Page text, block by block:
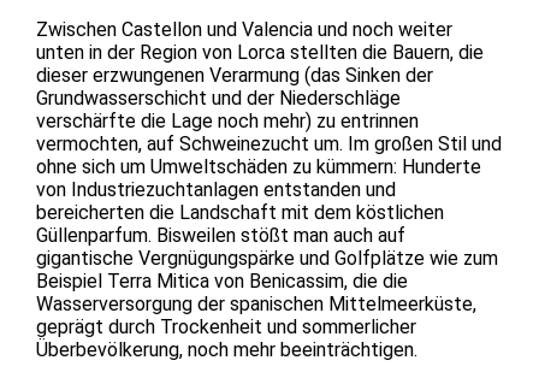
Zwischen Castellon und Valencia und noch weiter
unten in der Region von Lorca stellten die Bauern, die
dieser erzwungenen Verarmung (das Sinken der
Grundwasserschicht und der Niederschläge
verschärfte die Lage noch mehr) zu entrinnen
vermochten, auf Schweinezucht um. Im großen Stil und
ohne sich um Umweltschäden zu kümmern: Hunderte
von Industriezuchtanlagen entstanden und
bereicherten die Landschaft mit dem köstlichen
Güllenparfum. Bisweilen stößt man auch auf
gigantische Vergnügungspärke und Golfplätze wie zum
Beispiel Terra Mitica von Benicassim, die die
Wasserversorgung der spanischen Mittelmeerküste,
geprägt durch Trockenheit und sommerlicher
Überbevölkerung, noch mehr beeinträchtigen.